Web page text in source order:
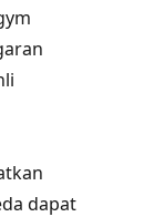
dapat